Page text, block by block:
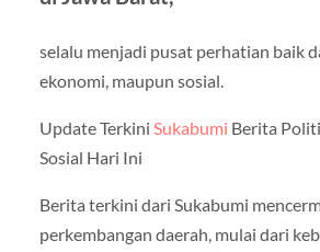
selalu menjadi pusat perhatian baik
ekonomi, maupun sosial.
Update Terkini Sukabumi Berita
Sosial Hari Ini
Berita terkini dari Sukabumi
perkembangan daerah, mulai dari